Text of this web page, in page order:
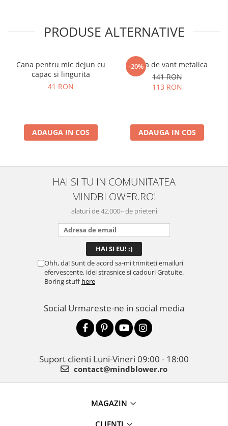
PRODUSE ALTERNATIVE
Cana pentru mic dejun cu
capac si lingurita
41 RON
ADAUGA IN COS
-20%
Moara de vant metalica
141 RON
113 RON
ADAUGA IN COS
HAI SI TU IN COMUNITATEA
MINDBLOWER.RO!
alaturi de 42.000+ de prieteni
Ohh, da! Sunt de acord sa-mi trimiteti emailuri
efervescente, idei strasnice si cadouri Gratuite.
Boring stuffhere
Social Urmareste-ne in social media
Suport clienti Luni-Vineri 09:00 - 18:00
contact@mindblower.ro
MAGAZIN